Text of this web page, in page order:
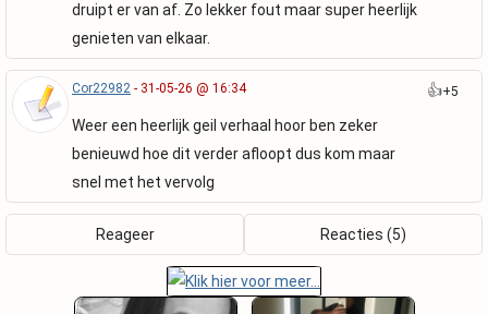
druipt er van af. Zo lekker fout maar super heerlijk
genieten van elkaar.
Cor22982 - 31-05-26 @ 16:34
Weer een heerlijk geil verhaal hoor ben zeker
benieuwd hoe dit verder afloopt dus kom maar
snel met het vervolg
👍+5
Reageer Reacties (5)